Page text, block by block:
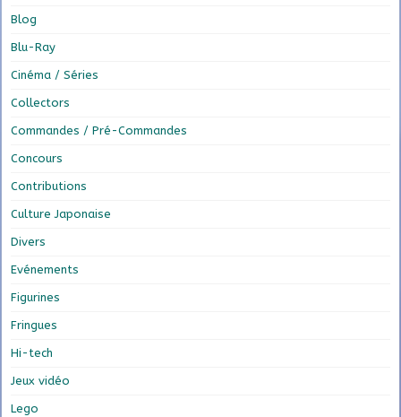
Blog
Blu-Ray
Cinéma / Séries
Collectors
Commandes / Pré-Commandes
Concours
Contributions
Culture Japonaise
Divers
Evénements
Figurines
Fringues
Hi-tech
Jeux vidéo
Lego